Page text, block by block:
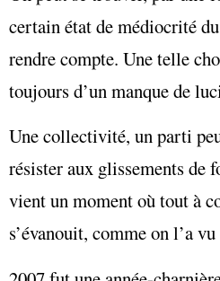
certain état de médiocrité du
rendre compte. Une telle
toujours d’un manque de
Une collectivité, un parti
résister aux glissements de
vient un moment où tout à
s’évanouit, comme on l’a